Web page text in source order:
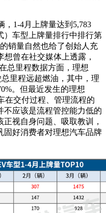
，1-4月上牌量达到5,783
）车型上牌量排行中排行第
销量自然也给了创始人充
曾在社交媒体上透露，
总里程数据方面，理想
里程远超燃油，其中，理
。但最近发生的理想
在交付过程、管理流程的
不应该是流程管控能力低的
视自身问题、吸取教训，
固好消费者对理想汽车品牌